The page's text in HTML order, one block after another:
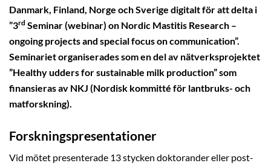
Danmark, Finland, Norge och Sverige digitalt för att delta i
”3rd Seminar (webinar) on Nordic Mastitis Research –
ongoing projects and special focus on communication”.
Seminariet organiserades som en del av nätverksprojektet
”Healthy udders for sustainable milk production” som
finansieras av NKJ (Nordisk kommitté för lantbruks- och
matforskning).
Forskningspresentationer
Vid mötet presenterade 13 stycken doktorander eller post-